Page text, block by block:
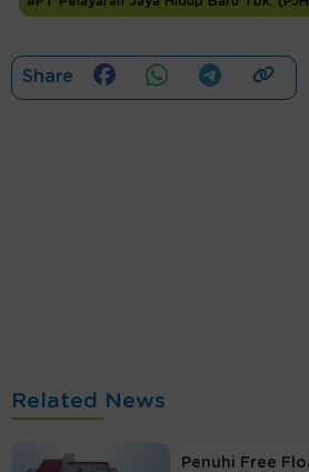
Share
Related News
Penuhi Free